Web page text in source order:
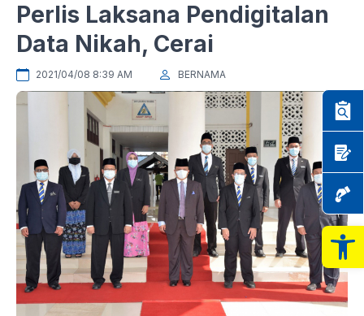
Perlis Laksana Pendigitalan
Data Nikah, Cerai
2021/04/08 8:39 AM BERNAMA